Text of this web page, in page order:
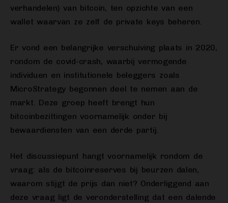
verhandelen) van bitcoin, ten opzichte van een
wallet waarvan ze zelf de private keys beheren.
Er vond een belangrijke verschuiving plaats in 2020,
rondom de covid-crash, waarbij vermogende
individuen en institutionele beleggers zoals
MicroStrategy begonnen deel te nemen aan de
markt. Deze groep heeft brengt hun
bitcoinbezittingen voornamelijk onder bij
bewaardiensten van een derde partij.
Het discussiepunt hangt voornamelijk rondom de
vraag: als de bitcoinreserves bij beurzen dalen,
waarom stijgt de prijs dan niet? Onderliggend aan
deze vraag ligt de veronderstelling dat een dalende